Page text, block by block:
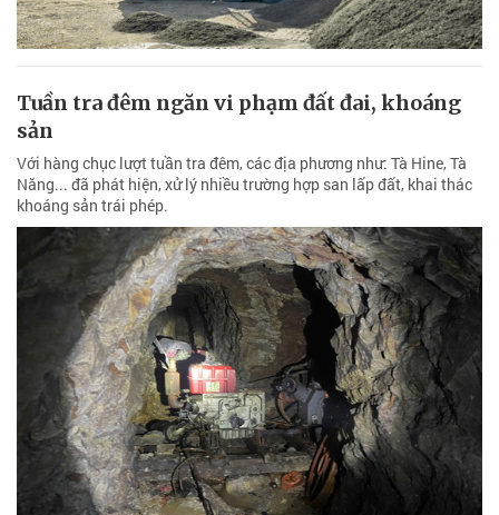
Tuần tra đêm ngăn vi phạm đất đai, khoáng
sản
Với hàng chục lượt tuần tra đêm, các địa phương như: Tà Hine, Tà
Năng... đã phát hiện, xử lý nhiều trường hợp san lấp đất, khai thác
khoáng sản trái phép.